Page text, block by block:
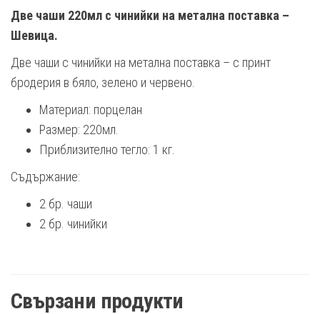
Две чаши 220мл с чинийки на метална поставка –
Шевица.
Две чаши с чинийки на метална поставка – с принт
бродерия в бяло, зелено и червено.
Материал: порцелан
Размер: 220мл.
Приблизително тегло: 1 кг.
Съдържание:
2 бр. чаши
2 бр. чинийки
Свързани продукти